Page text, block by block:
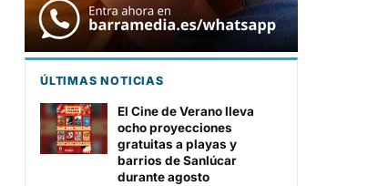
ÚLTIMAS NOTICIAS
El Cine de Verano lleva
ocho proyecciones
gratuitas a playas y
barrios de Sanlúcar
durante agosto